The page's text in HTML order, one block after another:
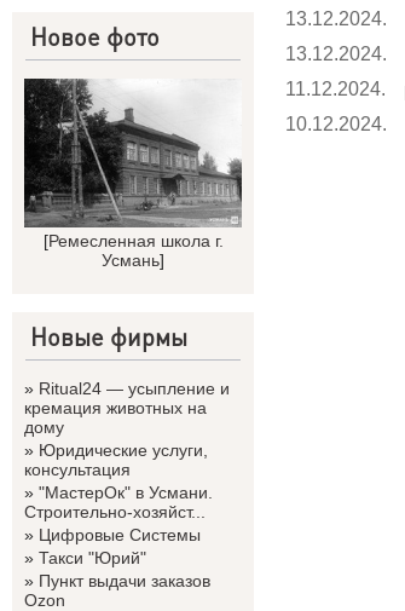
Новое фото
[Ремесленная школа г.
Усмань]
Новые фирмы
» Ritual24 — усыпление и
кремация животных на
дому
» Юридические услуги,
консультация
» "МастерОк" в Усмани.
Строительно-хозяйст...
» Цифровые Системы
» Такси "Юрий"
» Пункт выдачи заказов
Ozon
13.12.2024.
13.12.2024.
11.12.2024.
10.12.2024.